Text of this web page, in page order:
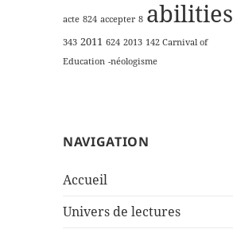
acte 824 accepter 8 abilities
343 2011 624 2013 142 Carnival of
Education -néologisme
NAVIGATION
Accueil
Univers de lectures